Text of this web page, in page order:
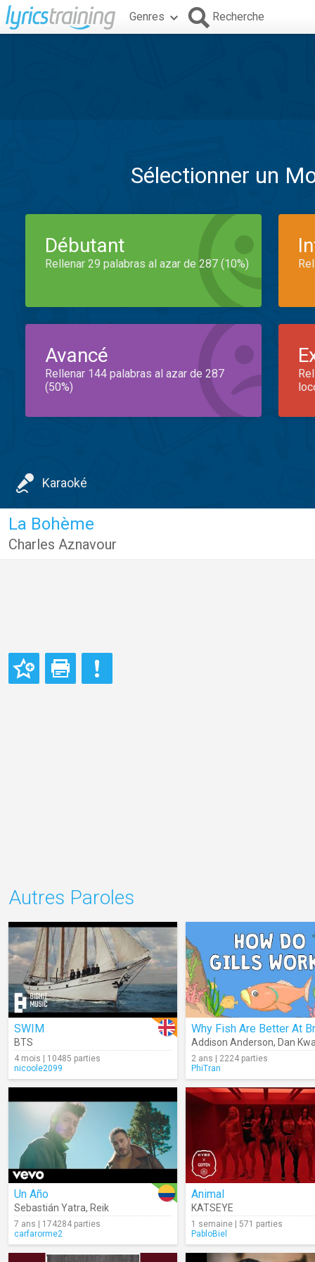
Genres Recherche
Sélectionner un
Débutant
Rellenar 29 palabras al azar de 287 (10%)
Avancé
Rellenar 144 palabras al azar de 287
(50%)
Karaoké
La Bohème
Charles Aznavour
Autres Paroles
SWIM
BTS
4 mois | 10485 parties
nicoole2099
Addison Anderson, Dan
2 ans | 2224 parties
PhiTran
Un Año
Sebastián Yatra, Reik
7 ans | 174284 parties
carfarorme2
Animal
KATSEYE
1 semaine | 571 parties
PabloBiel